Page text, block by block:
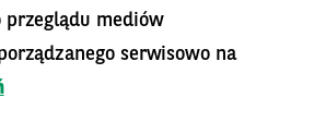
przeglądu mediów
serwisowo na